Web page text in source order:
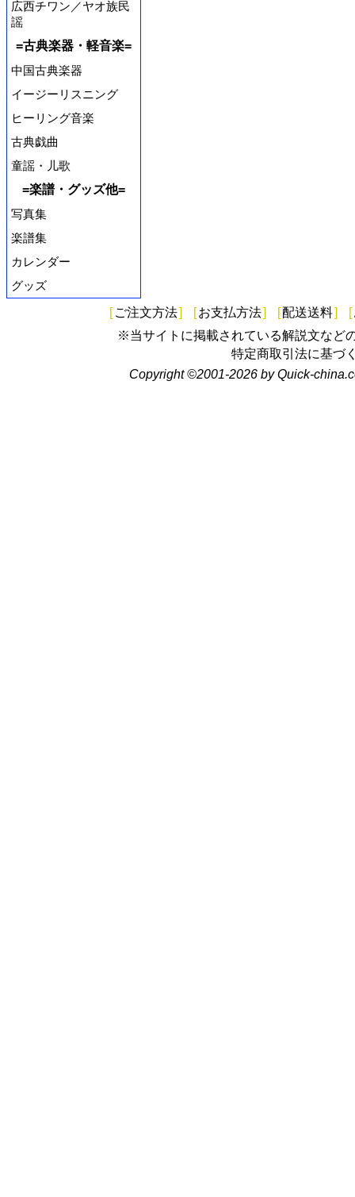
広西チワン／ヤオ族民
謡
=古典楽器・軽音楽=
中国古典楽器
イージーリスニング
ヒーリング音楽
古典戯曲
童謡・儿歌
=楽譜・グッズ他=
写真集
楽譜集
カレンダー
グッズ
[ ご注文方法] [お支払方法] [配送送料] [
※当サイトに掲載されている解説文など
特定商取引法に基づ
Copyright ©2001-2026 by Quick-